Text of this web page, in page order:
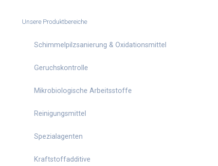
Unsere Produktbereiche
Schimmelpilzsanierung & Oxidationsmittel
Geruchskontrolle
Mikrobiologische Arbeitsstoffe
Reinigungsmittel
Spezialagenten
Kraftstoffadditive